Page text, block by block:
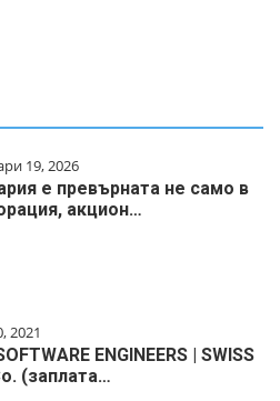
19, 2026
е превърната не само в
акцион…
2021
ENGINEERS | SWISS
(заплата…